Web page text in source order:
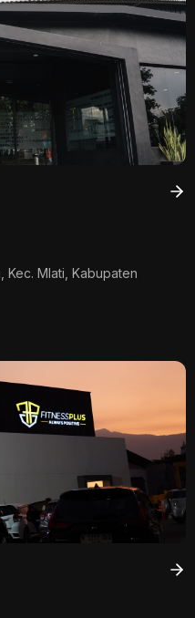
Kec. Mlati, Kabupaten